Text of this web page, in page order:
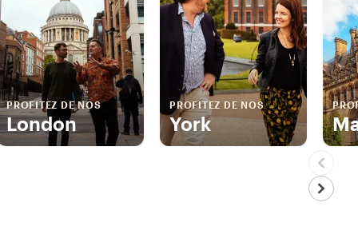
PROFITEZ DE NOS
London
PROFITEZ DE NOS
York